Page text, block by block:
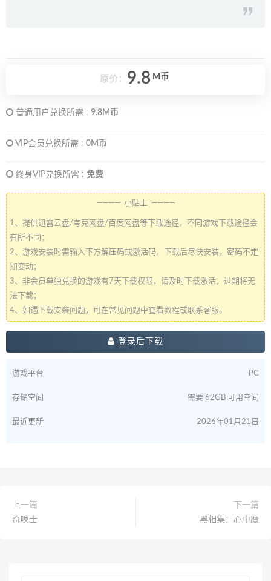
原价： 9.8 M币
普通用户兑换所需 : 9.8M币
VIP会员兑换所需 : 0M币
终身VIP兑换所需 : 免费
———— 小贴士 ————
1、提供迅雷云盘/夸克网盘/百度网盘等下载途径，不同游戏下载途径会
有所不同；
2、游戏安装时需输入下方解压码或激活码，下载后尽快安装，密码不定
期变动；
3、非会员单独兑换的游戏有7天下载权限，请及时下载激活，过期将无
法下载；
4、如遇下载安装问题，可在常见问题中查看教程或联系客服。
登录后下载
游戏平台 PC
存储空间 需要 62GB 可用空间
最近更新 2026年01月21日
上一篇
奇唤士
下一篇
黑相集：心中魔